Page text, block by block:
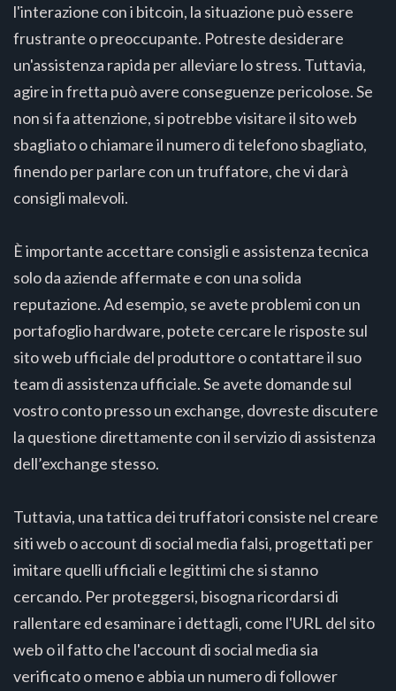
l'interazione con i bitcoin, la situazione può essere
frustrante o preoccupante. Potreste desiderare
un'assistenza rapida per alleviare lo stress. Tuttavia,
agire in fretta può avere conseguenze pericolose. Se
non si fa attenzione, si potrebbe visitare il sito web
sbagliato o chiamare il numero di telefono sbagliato,
finendo per parlare con un truffatore, che vi darà
consigli malevoli.
È importante accettare consigli e assistenza tecnica
solo da aziende affermate e con una solida
reputazione. Ad esempio, se avete problemi con un
portafoglio hardware, potete cercare le risposte sul
sito web ufficiale del produttore o contattare il suo
team di assistenza ufficiale. Se avete domande sul
vostro conto presso un exchange, dovreste discutere
la questione direttamente con il servizio di assistenza
dell’exchange stesso.
Tuttavia, una tattica dei truffatori consiste nel creare
siti web o account di social media falsi, progettati per
imitare quelli ufficiali e legittimi che si stanno
cercando. Per proteggersi, bisogna ricordarsi di
rallentare ed esaminare i dettagli, come l'URL del sito
web o il fatto che l'account di social media sia
verificato o meno e abbia un numero di follower